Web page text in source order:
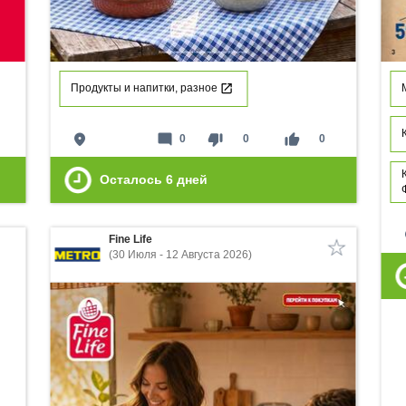
Продукты и напитки, разное
place thumb_down 0 thumb_up 0
mode_comment 0
Осталось 6 дней
Fine Life
(30 Июля - 12 Августа 2026)